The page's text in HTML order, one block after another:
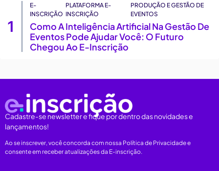
1
E-
INSCRIÇÃO
PLATAFORMA E-
INSCRIÇÃO
PRODUÇÃO E GESTÃO DE
EVENTOS
Como A Inteligência Artificial Na Gestão De
Eventos Pode Ajudar Você: O Futuro
Chegou Ao E-Inscrição
Cadastre-se newsletter e fique por dentro das novidades e
lançamentos!
Ao se inscrever, você concorda com nossa Política de Privacidade e
consente em receber atualizações da E-inscrição.